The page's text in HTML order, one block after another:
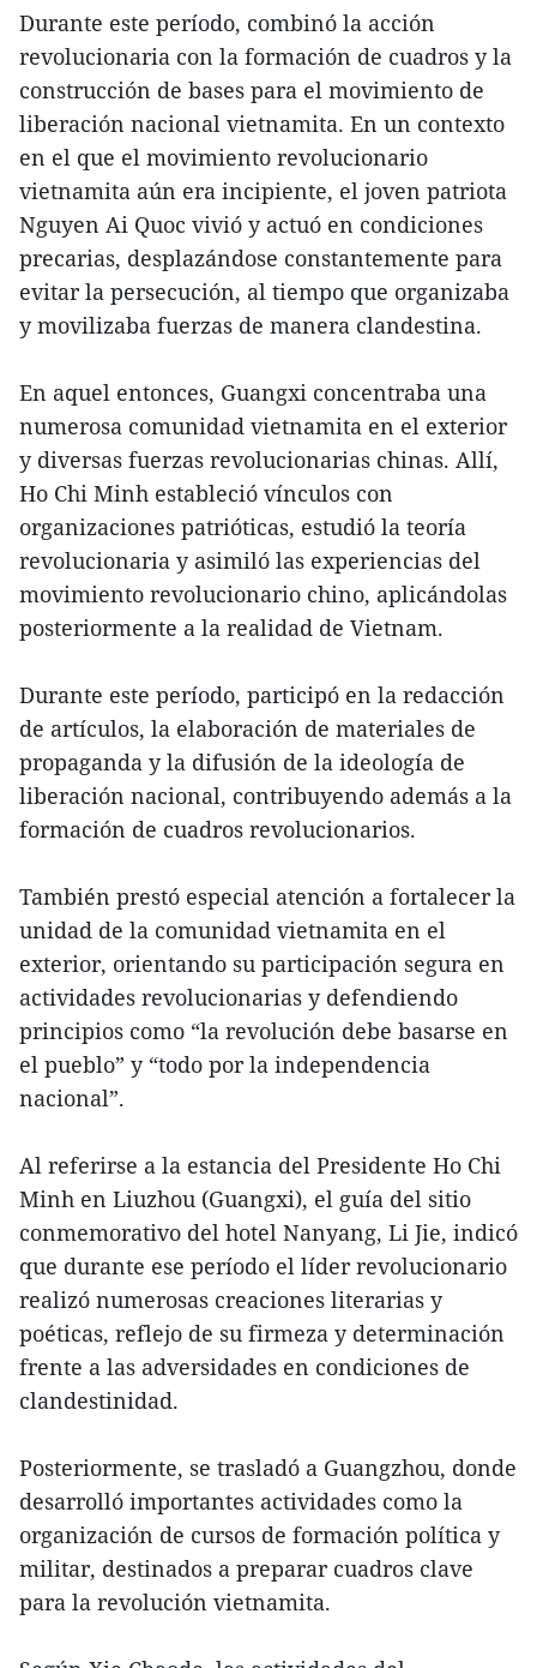
Durante este período, combinó la acción
revolucionaria con la formación de cuadros y la
construcción de bases para el movimiento de
liberación nacional vietnamita. En un contexto
en el que el movimiento revolucionario
vietnamita aún era incipiente, el joven patriota
Nguyen Ai Quoc vivió y actuó en condiciones
precarias, desplazándose constantemente para
evitar la persecución, al tiempo que organizaba
y movilizaba fuerzas de manera clandestina.
En aquel entonces, Guangxi concentraba una
numerosa comunidad vietnamita en el exterior
y diversas fuerzas revolucionarias chinas. Allí,
Ho Chi Minh estableció vínculos con
organizaciones patrióticas, estudió la teoría
revolucionaria y asimiló las experiencias del
movimiento revolucionario chino, aplicándolas
posteriormente a la realidad de Vietnam.
Durante este período, participó en la redacción
de artículos, la elaboración de materiales de
propaganda y la difusión de la ideología de
liberación nacional, contribuyendo además a la
formación de cuadros revolucionarios.
También prestó especial atención a fortalecer la
unidad de la comunidad vietnamita en el
exterior, orientando su participación segura en
actividades revolucionarias y defendiendo
principios como “la revolución debe basarse en
el pueblo” y “todo por la independencia
nacional”.
Al referirse a la estancia del Presidente Ho Chi
Minh en Liuzhou (Guangxi), el guía del sitio
conmemorativo del hotel Nanyang, Li Jie, indicó
que durante ese período el líder revolucionario
realizó numerosas creaciones literarias y
poéticas, reflejo de su firmeza y determinación
frente a las adversidades en condiciones de
clandestinidad.
Posteriormente, se trasladó a Guangzhou, donde
desarrolló importantes actividades como la
organización de cursos de formación política y
militar, destinados a preparar cuadros clave
para la revolución vietnamita.